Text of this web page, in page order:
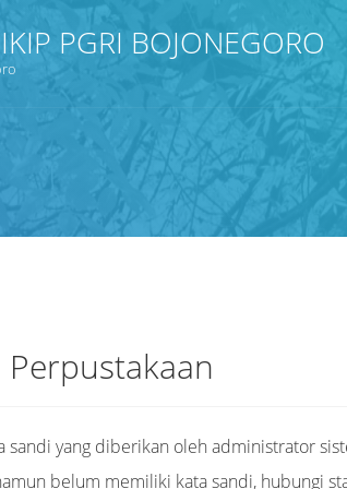
PGRI BOJONEGORO
sandi yang diberikan oleh administrator
belum memiliki kata sandi, hubungi